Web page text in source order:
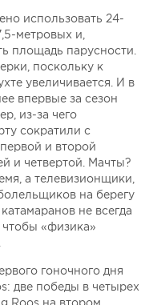
использовать 24-
метровых и,
площадь парусности.
поскольку к
увеличивается. И в
впервые за сезон
из-за чего
сократили с
и второй
и четвертой. Мачты?
а телевизионщики,
на берегу
не всегда
чтобы «физика»
гоночного дня
две победы в четырех